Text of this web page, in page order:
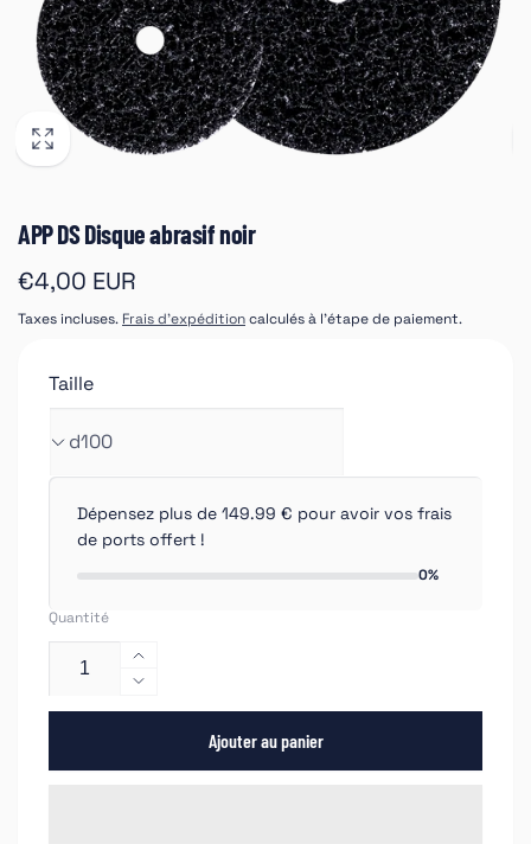
APP DS Disque abrasif noir
Prix
habituel
€4,00 EUR
Taxes incluses. Frais d'expéditioncalculés à l'étape de paiement.
Taille
Dépensez plus de 149.99 € pour avoir vos frais
de ports offert !
0%
Quantité
Augmenter
la
quantité
APP
Réduire
la
quantité
de
Ajouter au panier